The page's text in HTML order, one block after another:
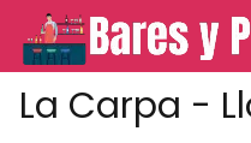
La Carpa -